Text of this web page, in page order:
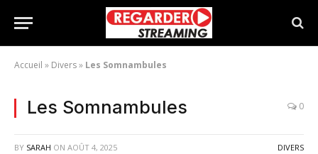
Accueil » Divers» Les Somnambules
Les Somnambules 0
BY SARAH ON AOÛT 4, 2025 DIVERS